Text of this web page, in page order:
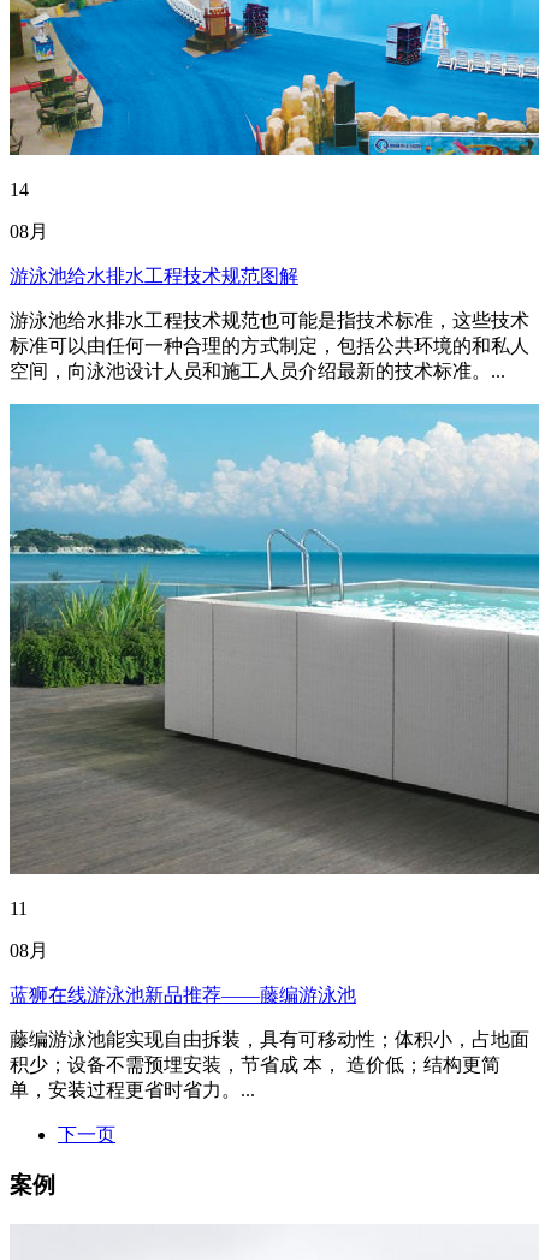
14
08月
游泳池给水排水工程技术规范图解
游泳池给水排水工程技术规范也可能是指技术标准，这些技术
标准可以由任何一种合理的方式制定，包括公共环境的和私人
空间，向泳池设计人员和施工人员介绍最新的技术标准。...
11
08月
蓝狮在线游泳池新品推荐——藤编游泳池
藤编游泳池能实现自由拆装，具有可移动性；体积小，占地面
积少；设备不需预埋安装，节省成 本， 造价低；结构更简
单，安装过程更省时省力。...
下一页
案例